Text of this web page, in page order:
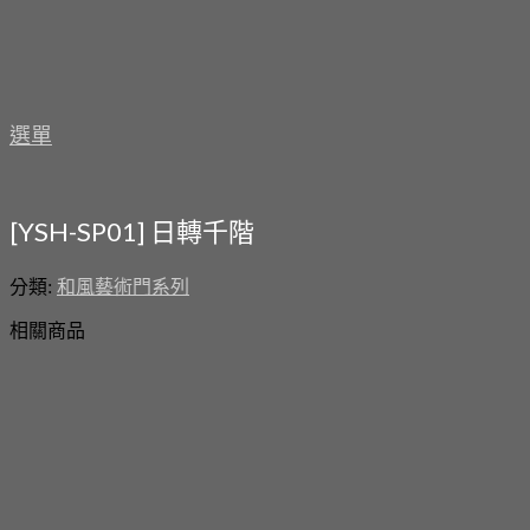
選單
[YSH-SP01] 日轉千階
分類: 和風藝術門系列
相關商品